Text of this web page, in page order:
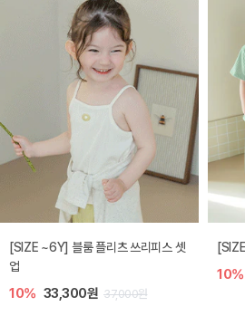
[SIZE ~6Y] 블룸 플리츠 쓰리피스 셋
업
10% 33,300원 37,000원
10%